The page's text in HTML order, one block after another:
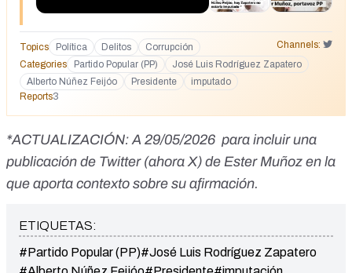
Topics Política Delitos Corrupción
Channels:
Categories
Partido Popular (PP)
José Luis Rodríguez Zapatero
Alberto Núñez Feijóo
Presidente
imputado
Reports3
*ACTUALIZACIÓN: A 29/05/2026 para incluir una
publicación de Twitter (ahora X) de Ester Muñoz en la
que aporta contexto sobre su afirmación.
ETIQUETAS:
#Partido Popular (PP)#José Luis Rodríguez Zapatero